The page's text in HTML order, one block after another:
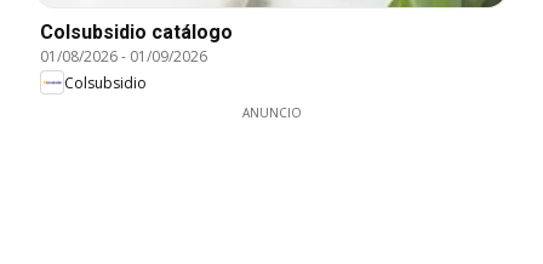
Colsubsidio catálogo
01/08/2026- 01/09/2026
Colsubsidio
ANUNCIO